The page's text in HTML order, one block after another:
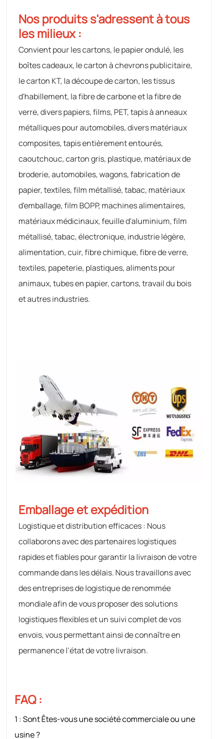
Nos produits s'adressent à tous
les milieux :
Convient pour les cartons, le papier ondulé, les
boîtes cadeaux, le carton à chevrons publicitaire,
le carton KT, la découpe de carton, les tissus
d'habillement, la fibre de carbone et la fibre de
verre, divers papiers, films, PET, tapis à anneaux
métalliques pour automobiles, divers matériaux
composites, tapis entièrement entourés,
caoutchouc, carton gris, plastique, matériaux de
broderie, automobiles, wagons, fabrication de
papier, textiles, film métallisé, tabac, matériaux
d'emballage, film BOPP, machines alimentaires,
matériaux médicinaux, feuille d'aluminium, film
métallisé, tabac, électronique, industrie légère,
alimentation, cuir, fibre chimique, fibre de verre,
textiles, papeterie, plastiques, aliments pour
animaux, tubes en papier, cartons, travail du bois
et autres industries.
Emballage et expédition
Logistique et distribution efficaces : Nous
collaborons avec des partenaires logistiques
rapides et fiables pour garantir la livraison de votre
commande dans les délais. Nous travaillons avec
des entreprises de logistique de renommée
mondiale afin de vous proposer des solutions
logistiques flexibles et un suivi complet de vos
envois, vous permettant ainsi de connaître en
permanence l’état de votre livraison.
FAQ :
1 : SontÊtes-vous une société commerciale ou une
usine ?